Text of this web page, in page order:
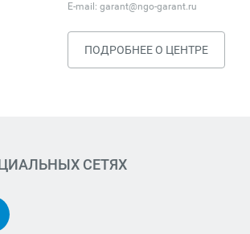
E-mail: garant@ngo-garant.ru
ПОДРОБНЕЕ О ЦЕНТРЕ
СЕТЯХ